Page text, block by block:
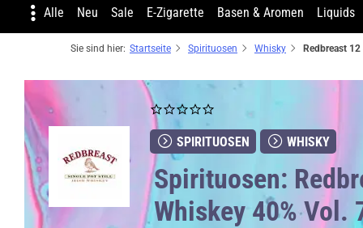
Alle Neu Sale E-Zigarette Basen & Aromen Liquids
Sie sind hier: Startseite Spirituosen Whisky
SPIRITUOSEN WHISKY
Spirituosen:
Whiskey 40% Vol.